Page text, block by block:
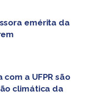
emérita da
a UFPR são
climática da